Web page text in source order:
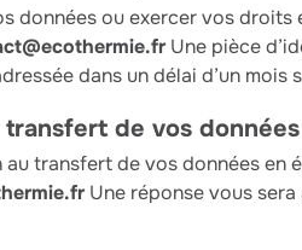
données ou exercer vos droits
Une pièce
dans un délai d’un
transfert de vos données
transfert de vos données en
Une réponse vous